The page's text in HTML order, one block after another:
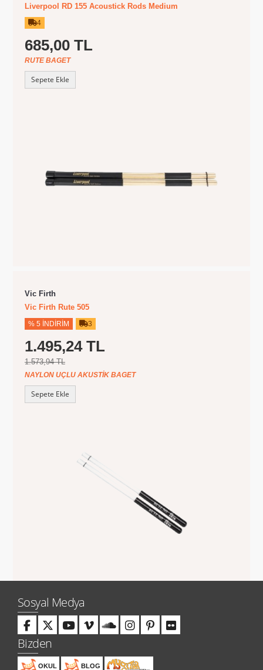
Liverpool RD 155 Acoustick Rods Medium
4
685,00 TL
RUTE BAGET
Sepete Ekle
Vic Firth
Vic Firth Rute 505
% 5 İNDIRIM 3
1.495,24 TL
1.573,94 TL
NAYLON UÇLU AKUSTIK BAGET
Sepete Ekle
Sosyal Medya
Bizden
OKUL BLOG